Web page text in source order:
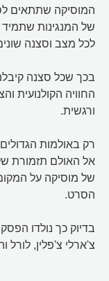
המוסיקה שתתאים
של המנגינות שתמיד
לכל מצב וסצנה
בכך שכל סצנה
החוויה הקולנועית
ורגשית.
רק באולמות
אל האולם תזמורת
של מוסיקה על
הסרט.
בדיוק כך נולדו
צ'ארלי צ'פלין, לורל